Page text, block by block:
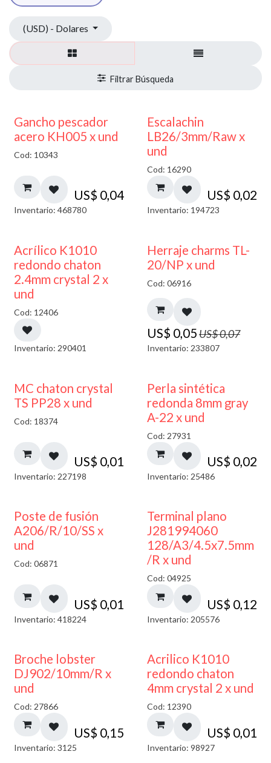
(USD) - Dolares
Gancho pescador
acero KH005 x und
Cod: 10343
US$ 0,04
Inventario: 468780
Escalachin
LB26/3mm/Raw x
und
Cod: 16290
US$ 0,02
Inventario: 194723
50% DESCUENTO
Acrílico K1010
redondo chaton
2.4mm crystal 2 x
und
Cod: 12406
Inventario: 290401
40% DESCUENTO
Herraje charms TL-
20/NP x und
Cod: 06916
US$ 0,05US$0,07
Inventario: 233807
MC chaton crystal
TS PP28 x und
Cod: 18374
US$ 0,01
Inventario: 227198
Perla sintética
redonda 8mm gray
A-22 x und
Cod: 27931
US$ 0,02
Inventario: 25486
Poste de fusión
A206/R/10/SS x
und
Cod: 06871
US$ 0,01
Inventario: 418224
Terminal plano
J281994060
128/A3/4.5x7.5mm
/R x und
Cod: 04925
US$ 0,12
Inventario: 205576
Broche lobster
DJ902/10mm/R x
und
Cod: 27866
US$ 0,15
Inventario: 3125
50% DESCUENTO
Acrilico K1010
redondo chaton
4mm crystal 2 x und
Cod: 12390
US$ 0,01
Inventario: 98927